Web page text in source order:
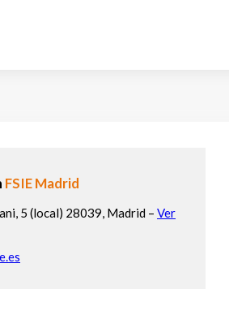
FSIE Madrid
5 (local) 28039, Madrid – Ver